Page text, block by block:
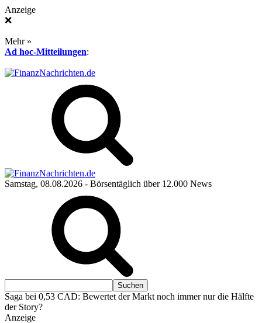
Anzeige
❌
Mehr »
Ad hoc-Mitteilungen:
Samstag, 08.08.2026 - Börsentäglich über 12.000 News
Saga bei 0,53 CAD: Bewertet der Markt noch immer nur die Hälfte
der Story?
Anzeige